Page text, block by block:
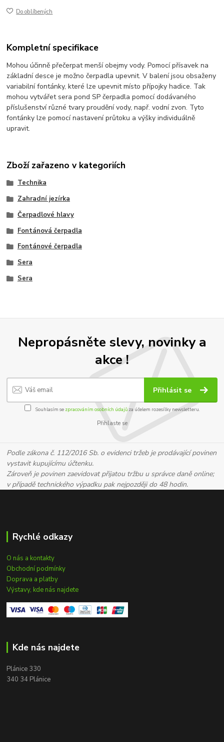
Do oblíbených
Kompletní specifikace
Mohou účinně přečerpat menší obejmy vody. Pomocí přísavek na
základní desce je možno čerpadla upevnit. V balení jsou obsaženy
variabilní fontánky, které lze upevnit místo přípojky hadice. Tak
mohou vytvářet sera pond SP čerpadla pomocí dodávaného
příslušenství různé tvary proudění vody, např. vodní zvon. Tyto
fontánky lze pomocí nastavení průtoku a výšky individuálně
upravit.
Zboží zařazeno v kategoriích
Technika
Zahradní jezírka
Čerpadlové hlavy
Fontánová čerpadla
Fontánové čerpadla
Sera
Sera
Nepropásněte slevy, novinky a
akce !
Přihlásit se
Souhlasím se zpracováním osobních údajůza účelem rozesílky newsletteru.
Přihlaste se
Podle zákona č. 112/2016 Sb. o evidenci tržeb je prodávající povinen
vystavit kupujícímu účtenku.
Zároveň je povinen zaevidovat přijatou tržbu u správce daně online;
v případě technického výpadku pak nejpozději do 48 hodin.
Rychlé odkazy
O nás a kontakty
Obchodní podmínky
Doprava a platby
Výstavy, kde nás najdete
Kde nás najdete
Plánice 330
340 34 Plánice